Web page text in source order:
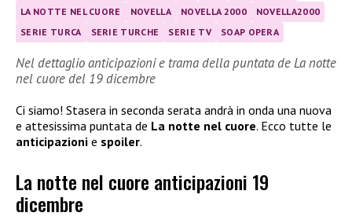
LA NOTTE NEL CUORE
NOVELLA NOVELLA 2000
NOVELLA2000
SERIE TURCA
SERIE TURCHE SERIE TV SOAP OPERA
Nel dettaglio anticipazioni e trama della puntata de La notte
nel cuore del 19 dicembre
Ci siamo! Stasera in seconda serata andrà in onda una nuova
e attesissima puntata de La notte nel cuore. Ecco tutte le
anticipazioni e spoiler.
La notte nel cuore anticipazioni 19
dicembre